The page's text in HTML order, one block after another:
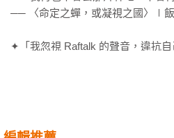
近似發熱與發癢的疼痛從腳踝傳來
只要立刻脫掉鞋子，就不會更惡化
「也是呢，謝謝你，LB。不過我
── 〈命定之蟬，或凝視之國〉∣
✦「我忽視 Raftalk 的聲音，違抗